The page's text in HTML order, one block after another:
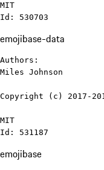
MIT
Id: 530703
emojibase-data
Authors:
Miles Johnson
Copyright (c) 2017-
MIT
Id: 531187
emojibase